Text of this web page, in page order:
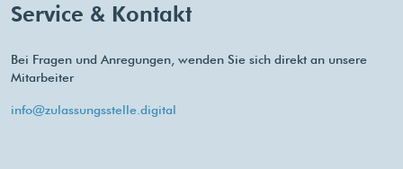
Service & Kontakt
Bei Fragen und Anregungen, wenden Sie sich direkt an unsere
Mitarbeiter
info@zulassungsstelle.digital